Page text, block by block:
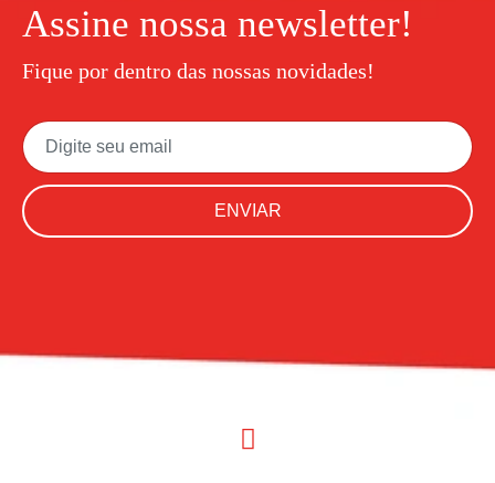
Assine nossa newsletter!
Fique por dentro das nossas novidades!
ENVIAR